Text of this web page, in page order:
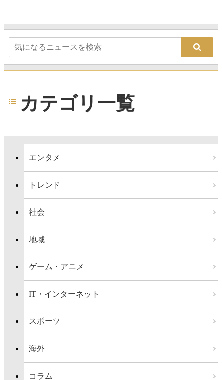
カテゴリ一覧
エンタメ
トレンド
社会
地域
ゲーム・アニメ
IT・インターネット
スポーツ
海外
コラム